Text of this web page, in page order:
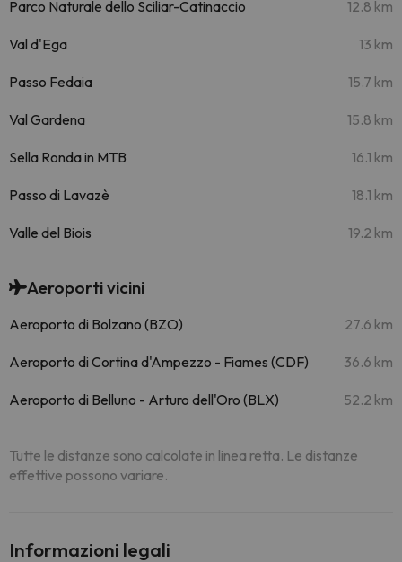
Parco Naturale dello Sciliar-Catinaccio 12.8 km
Val d'Ega 13 km
Passo Fedaia 15.7 km
Val Gardena 15.8 km
Sella Ronda in MTB 16.1 km
Passo di Lavazè 18.1 km
Valle del Biois 19.2 km
Aeroporti vicini
Aeroporto di Bolzano (BZO) 27.6 km
Aeroporto di Cortina d'Ampezzo - Fiames (CDF) 36.6 km
Aeroporto di Belluno - Arturo dell'Oro (BLX) 52.2 km
Tutte le distanze sono calcolate in linea retta. Le distanze
effettive possono variare.
Informazioni legali